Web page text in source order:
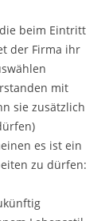
beim Eintritt
der Firma ihr
mit
sie zusätzlich
es ist ein
zu dürfen: